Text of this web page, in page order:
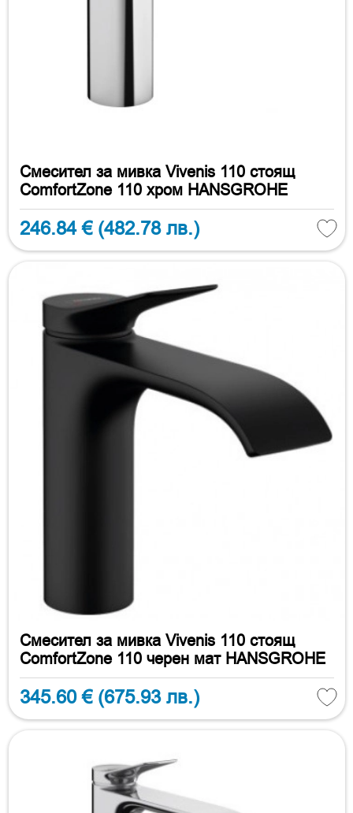
Смесител за мивка Vivenis 110 стоящ
ComfortZone 110 хром HANSGROHE
246.84 € (482.78 лв.)
Смесител за мивка Vivenis 110 стоящ
ComfortZone 110 черен мат HANSGROHE
345.60 € (675.93 лв.)